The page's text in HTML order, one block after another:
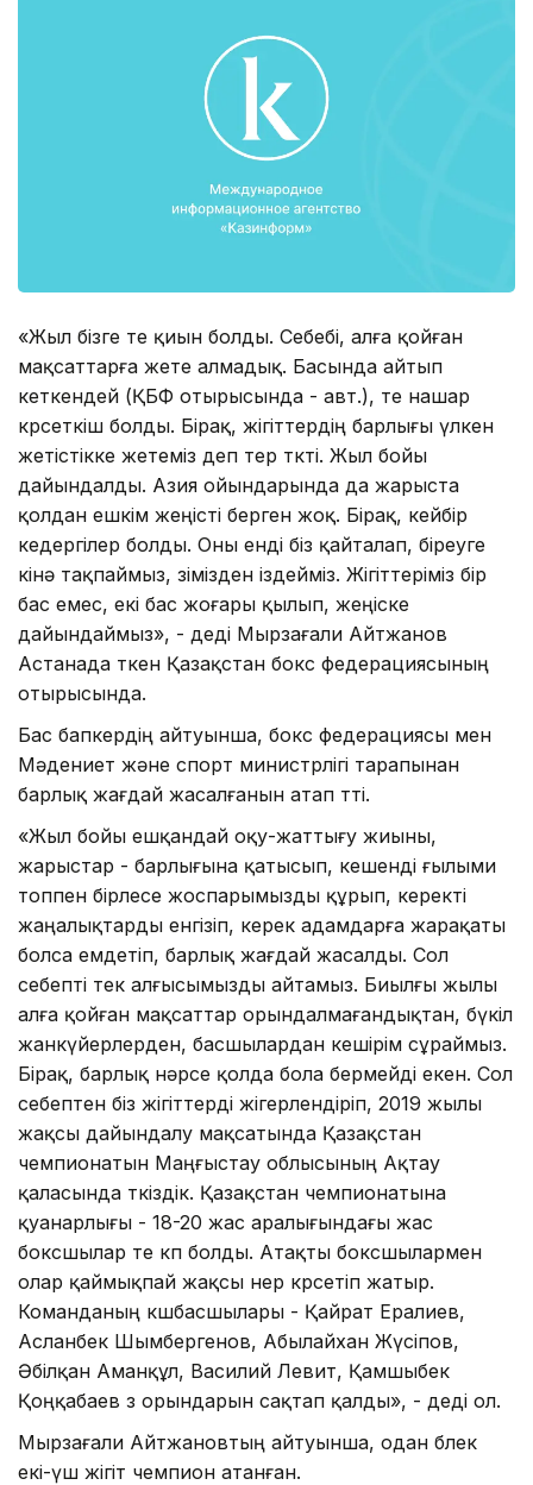
«Жыл бізге өте қиын болды. Себебі, алға қойған
мақсаттарға жете алмадық. Басында айтып
кеткендей (ҚБФ отырысында - авт.), өте нашар
көрсеткіш болды. Бірақ, жігіттердің барлығы үлкен
жетістікке жетеміз деп тер төкті. Жыл бойы
дайындалды. Азия ойындарында да жарыста
қолдан ешкім жеңісті берген жоқ. Бірақ, кейбір
кедергілер болды. Оны енді біз қайталап, біреуге
кінә тақпаймыз, өзімізден іздейміз. Жігіттеріміз бір
бас емес, екі бас жоғары қылып, жеңіске
дайындаймыз», - деді Мырзағали Айтжанов
Астанада өткен Қазақстан бокс федерациясының
отырысында.
Бас бапкердің айтуынша, бокс федерациясы мен
Мәдениет және спорт министрлігі тарапынан
барлық жағдай жасалғанын атап өтті.
«Жыл бойы ешқандай оқу-жаттығу жиыны,
жарыстар - барлығына қатысып, кешенді ғылыми
топпен бірлесе жоспарымызды құрып, керекті
жаңалықтарды енгізіп, керек адамдарға жарақаты
болса емдетіп, барлық жағдай жасалды. Сол
себепті тек алғысымызды айтамыз. Биылғы жылы
алға қойған мақсаттар орындалмағандықтан, бүкіл
жанкүйерлерден, басшылардан кешірім сұраймыз.
Бірақ, барлық нәрсе қолда бола бермейді екен. Сол
себептен біз жігіттерді жігерлендіріп, 2019 жылы
жақсы дайындалу мақсатында Қазақстан
чемпионатын Маңғыстау облысының Ақтау
қаласында өткіздік. Қазақстан чемпионатына
қуанарлығы - 18-20 жас аралығындағы жас
боксшылар өте көп болды. Атақты боксшылармен
олар қаймықпай жақсы өнер көрсетіп жатыр.
Команданың көшбасшылары - Қайрат Ералиев,
Асланбек Шымбергенов, Абылайхан Жүсіпов,
Әбілқан Аманқұл, Василий Левит, Қамшыбек
Қоңқабаев өз орындарын сақтап қалды», - деді ол.
Мырзағали Айтжановтың айтуынша, одан бөлек
екі-үш жігіт чемпион атанған.